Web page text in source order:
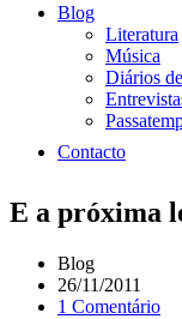
Blog
Literatura
Música
Diários
Contacto
E a próxima
Blog
26/11/2011
1 Comentário